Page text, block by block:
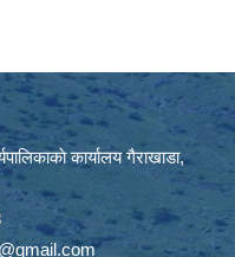
कार्यालय गैराखाडा,